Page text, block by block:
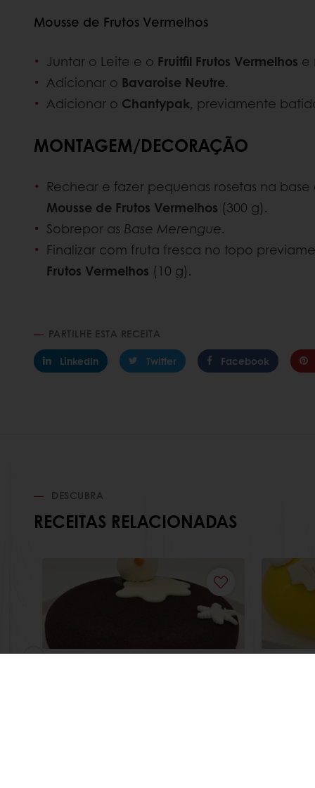
Mousse de Frutos Vermelhos
Juntar o Leite e o Fruitfil Frutos Vermelhos e
Adicionar o Bavaroise Neutre.
Adicionar o Chantypak, previamente
MONTAGEM/DECORAÇÃO
Rechear e fazer pequenas rosetas na base
Mousse de Frutos Vermelhos (300 g).
Sobrepor as Base Merengue.
Finalizar com fruta fresca no topo
Frutos Vermelhos (10 g).
PARTILHE ESTA RECEITA
LinkedIn
Twitter Facebook
DESCUBRA
RECEITAS RELACIONADAS